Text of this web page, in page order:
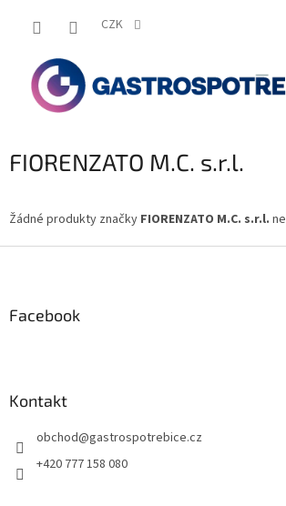
CZK
FIORENZATO M.C. s.r.l.
Žádné produkty značky FIORENZATO M.C. s.r.l.
Facebook
Kontakt
obchod@gastrospotrebice.cz
+420 777 158 080